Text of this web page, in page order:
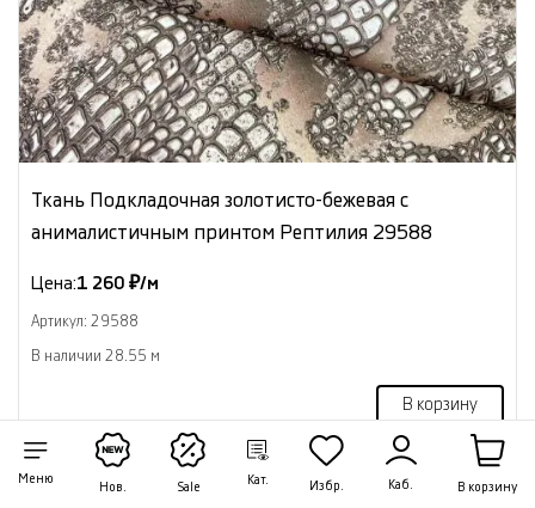
Меню
Нов. Sale
Кат. Избр. Каб. В корзину
Ткань Подкладочная золотисто-бежевая с
анималистичным принтом Рептилия 29588
Цена:1 260 ₽/м
Артикул: 29588
В наличии 28.55 м
В корзину